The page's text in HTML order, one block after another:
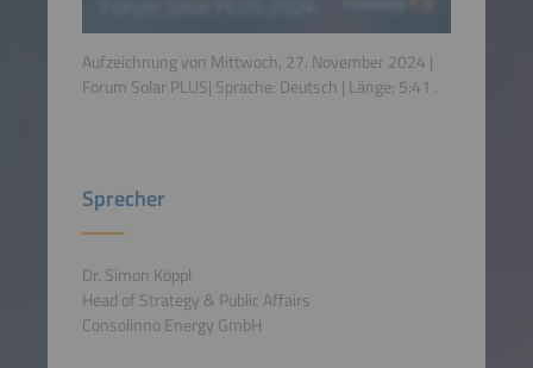
Aufzeichnung von Mittwoch, 27. November 2024 |
Forum Solar PLUS| Sprache: Deutsch | Länge: 5:41 .
Sprecher
Dr. Simon Köppl
Head of Strategy & Public Affairs
Consolinno Energy GmbH